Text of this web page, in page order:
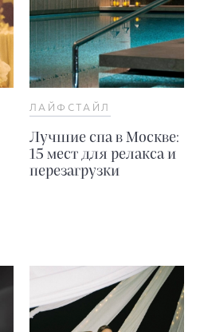
ЛАЙФСТАЙЛ
Лучшие спа в Москве:
15 мест для релакса и
перезагрузки